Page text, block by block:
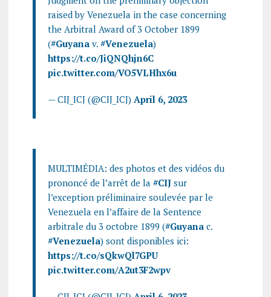
raised by Venezuela in the case concerning
the Arbitral Award of 3 October 1899
(#Guyanav. #Venezuela)
https://t.co/JiQNQhjn6C
pic.twitter.com/VO5VLHhx6u
— CIJ_ICJ (@CIJ_ICJ) April 6, 2023
MULTIMÉDIA: des photos et des vidéos du
prononcé de l’arrêt de la #CIJsur
l’exception préliminaire soulevée par le
Venezuela en l’affaire de la Sentence
arbitrale du 3 octobre 1899 (#Guyanac.
#Venezuela) sont disponibles ici:
https://t.co/sQkwQl7GPU
pic.twitter.com/A2ut3F2wpv